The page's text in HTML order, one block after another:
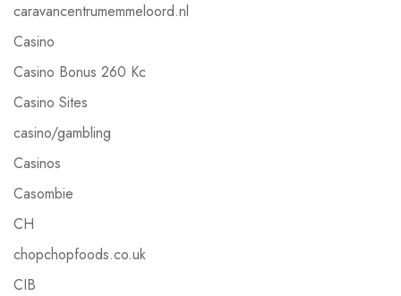
caravancentrumemmeloord.nl
Casino
Casino Bonus 260 Kc
Casino Sites
casino/gambling
Casinos
Casombie
CH
chopchopfoods.co.uk
CIB